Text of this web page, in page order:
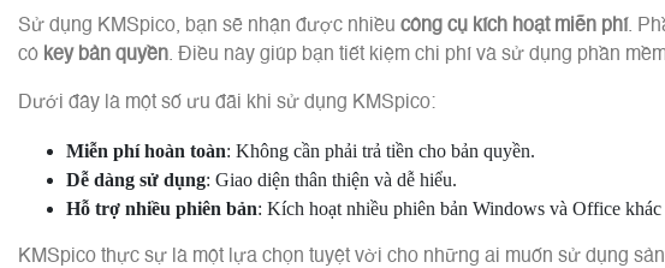
Sử dụng KMSpico, bạn sẽ nhận được nhiều công cụ kích hoạt miễn phí.
có key bản quyền. Điều này giúp bạn tiết kiệm chi phí và sử dụng phần
Dưới đây là một số ưu đãi khi sử dụng KMSpico:
Miễn phí hoàn toàn: Không cần phải trả tiền cho bản quyền.
Dễ dàng sử dụng: Giao diện thân thiện và dễ hiểu.
Hỗ trợ nhiều phiên bản: Kích hoạt nhiều phiên bản Windows và Office khác
KMSpico thực sự là một lựa chọn tuyệt vời cho những ai muốn sử dụng